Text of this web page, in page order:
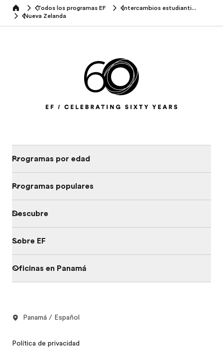
home Todos los programas EF
Intercambios estudiantiles
Nueva Zelanda
Programas por edad
Programas populares
Descubre
Sobre EF
Oficinas en Panamá
Panamá / Español
Política de privacidad